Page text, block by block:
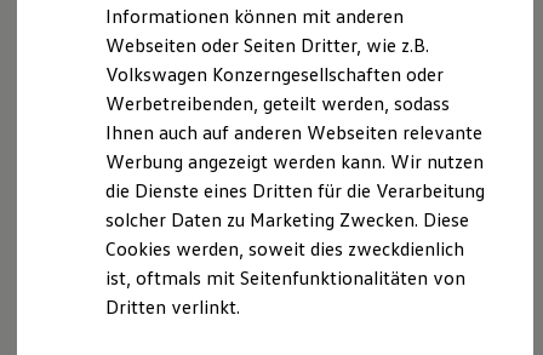
Lifestyle Shop
T-Roc Kollektion
Golf Kollektion
ID. Kollektion
Volkswagen Kollektion
R-Kollektion
GTI Kollektion
Fußball Drop
we drive football
#wedriveproud
Besitzer und Service
Software Updates
Service und Ersatzteile
B. Verarbeitung Ihrer personenbezogenen Daten
Unsere Webseite bietet Ihnen verschiedene
Angebote, die wir Ihnen in Bezug auf dabei durch uns
verarbeitete personenbezogene Daten im Folgenden
näher erläutern möchten. Bei der Datenverarbeitung
im Zusammenhang mit unserer Webseite unterstützt
uns die Volkswagen Deutschland GmbH und Co. KG als
Auftragsverarbeiter. Die Volkswagen Deutschland
GmbH & Co. KG setzt ihrerseits als
Unterauftragnehmer die Volkswagen AG ein, die
Informationen können mit anderen
Webseiten oder Seiten Dritter, wie z.B.
Volkswagen Konzerngesellschaften oder
Werbetreibenden, geteilt werden, sodass
Ihnen auch auf anderen Webseiten relevante
Werbung angezeigt werden kann. Wir nutzen
die Dienste eines Dritten für die Verarbeitung
solcher Daten zu Marketing Zwecken. Diese
Cookies werden, soweit dies zweckdienlich
ist, oftmals mit Seitenfunktionalitäten von
Dritten verlinkt.